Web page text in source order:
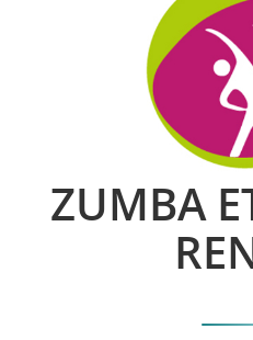
ZUMBA